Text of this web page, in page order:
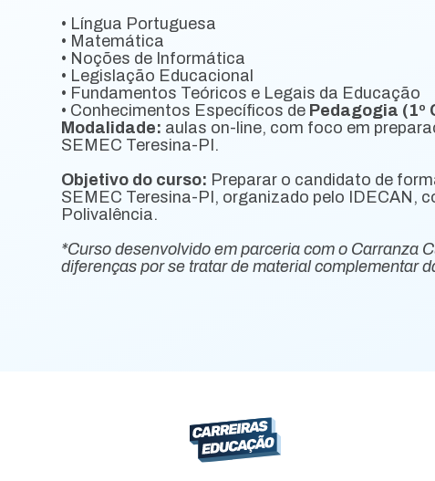
• Língua Portuguesa
• Matemática
• Noções de Informática
• Legislação Educacional
• Fundamentos Teóricos e Legais da Educação
• Conhecimentos Específicos de Pedagogia (1º
Modalidade: aulas on-line, com foco em
SEMEC Teresina-PI.
Objetivo do curso: Preparar o candidato de
SEMEC Teresina-PI, organizado pelo IDECAN,
Polivalência.
*Curso desenvolvido em parceria com o Carranza
diferenças por se tratar de material complementar